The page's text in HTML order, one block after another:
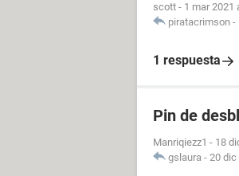
scott - 1 mar 2021
piratacrimson -
1 respuesta
Pin de
Manriqiezz1 - 18
gslaura - 20 dic